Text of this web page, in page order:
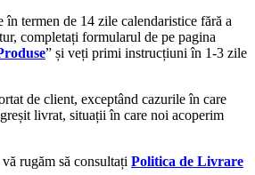
în termen de 14 zile calendaristice fără a
completați formularul de pe pagina
” și veți primi instrucțiuni în 1-3 zile
de client, exceptând cazurile în care
livrat, situații în care noi acoperim
rugăm să consultați Politica de Livrare